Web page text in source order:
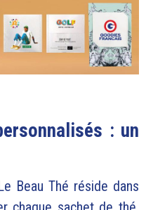
: un
Beau Thé réside dans